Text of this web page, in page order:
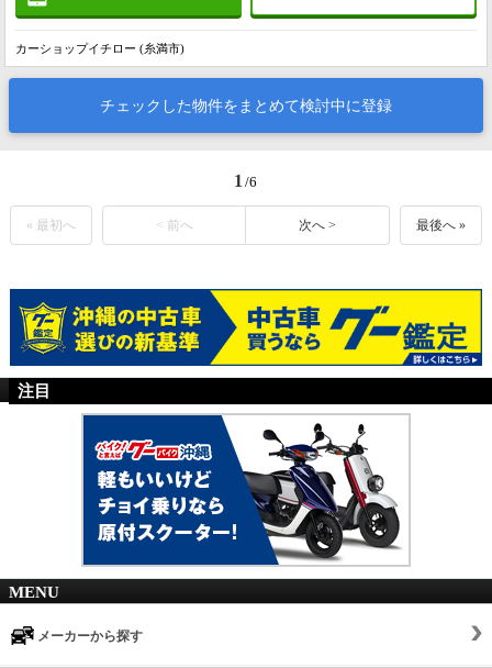
カーショップイチロー (糸満市)
チェックした物件をまとめて検討中に登録
1 /6
« 最初へ < 前へ 次へ > 最後へ »
注目
MENU
メーカーから探す